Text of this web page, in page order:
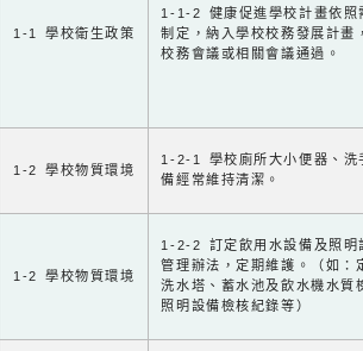
1-1 學校衛生政策
1-1-2 健康促進學校計畫依照
制定，納入學校校務發展計畫
校務會議或相關會議通過。
1-2 學校物質環境
1-2-1 學校廁所大小便器、洗
備經常維持清潔。
1-2 學校物質環境
1-2-2 訂定飲用水設備及照明
管理辦法，定期維護。（如：
洗水塔、蓄水池及飲水機水質
照明設備檢核紀錄等）